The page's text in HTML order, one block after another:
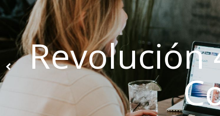
Revolución